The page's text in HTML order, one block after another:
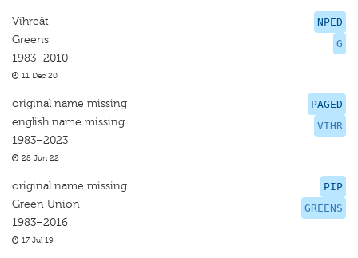
NPED
G
Vihreät
Greens
1983–2010
11 Dec 20
PAGED
VIHR
original name missing
english name missing
1983–2023
28 Jun 22
PIP
GREENS
original name missing
Green Union
1983–2016
17 Jul 19